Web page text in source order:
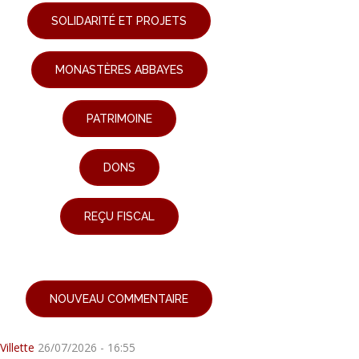
SOLIDARITÉ ET PROJETS
MONASTÈRES ABBAYES
PATRIMOINE
DONS
REÇU FISCAL
NOUVEAU COMMENTAIRE
26/07/2026 - 16:55